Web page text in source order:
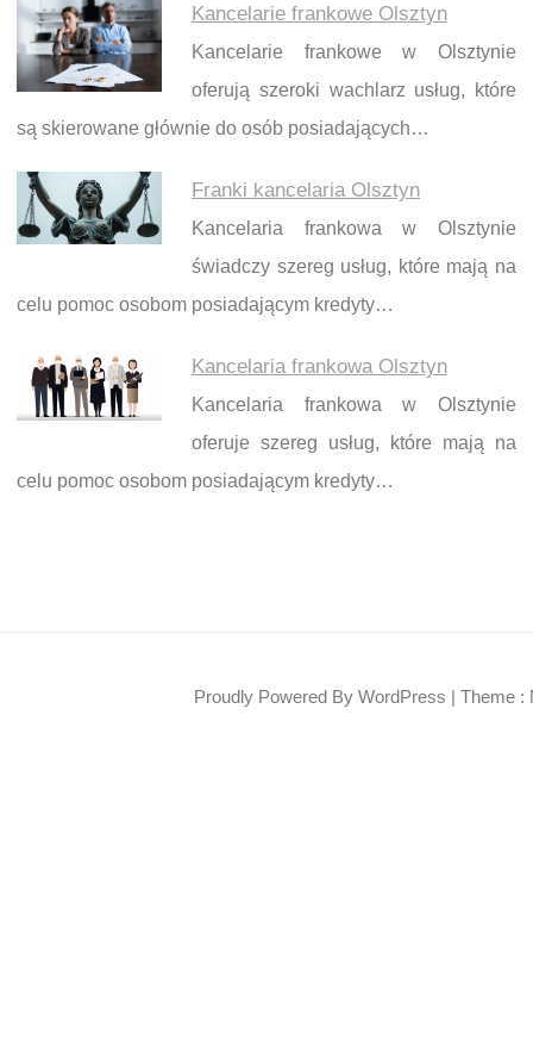
Kancelarie frankowe Olsztyn
Kancelarie frankowe w Olsztynie
oferują szeroki wachlarz usług, które
są skierowane głównie do osób posiadających…
Franki kancelaria Olsztyn
Kancelaria frankowa w Olsztynie
świadczy szereg usług, które mają na
celu pomoc osobom posiadającym kredyty…
Kancelaria frankowa Olsztyn
Kancelaria frankowa w Olsztynie
oferuje szereg usług, które mają na
celu pomoc osobom posiadającym kredyty…
Proudly Powered By WordPress | Theme :